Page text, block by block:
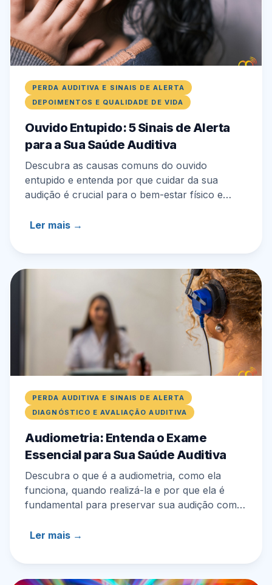
PERDA AUDITIVA E SINAIS DE ALERTA
DEPOIMENTOS E QUALIDADE DE VIDA
Ouvido Entupido: 5 Sinais de Alerta
para a Sua Saúde Auditiva
Descubra as causas comuns do ouvido
entupido e entenda por que cuidar da sua
audição é crucial para o bem-estar físico e
Ler mais →
PERDA AUDITIVA E SINAIS DE ALERTA
DIAGNÓSTICO E AVALIAÇÃO AUDITIVA
Audiometria: Entenda o Exame
Essencial para Sua Saúde Auditiva
Descubra o que é a audiometria, como ela
funciona, quando realizá-la e por que ela é
fundamental para preservar sua audição com a
Ler mais →